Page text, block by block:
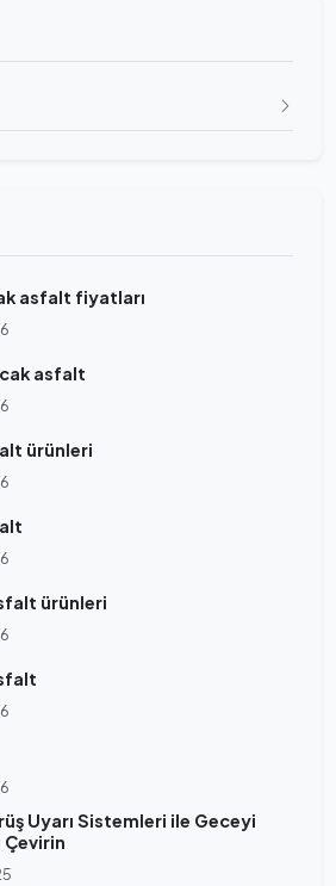
asfalt fiyatları
asfalt
ürünleri
ürünleri
Uyarı Sistemleri ile Geceyi
Çevirin